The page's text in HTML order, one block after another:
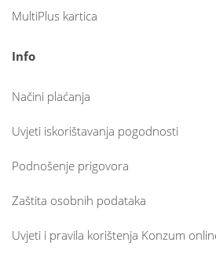
MultiPlus kartica
Info
Načini plaćanja
Uvjeti iskorištavanja pogodnosti
Podnošenje prigovora
Zaštita osobnih podataka
Uvjeti i pravila korištenja Konzum